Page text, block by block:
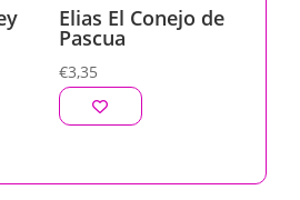
Elias El Conejo de
Pascua
€3,35